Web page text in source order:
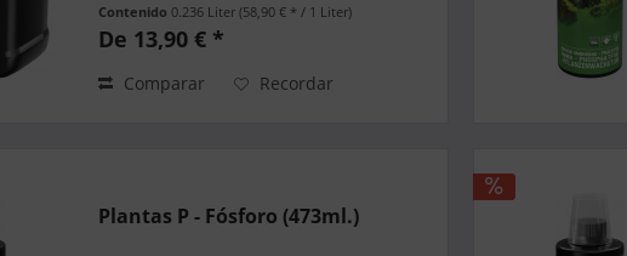
Zusammensetzung für prachtvolle,
gesunde...
Contenido 0.236 Liter(58,90 € * / 1 Liter)
De 13,90 € *
Comparar Recordar
Plantas P - Fósforo (473ml.)